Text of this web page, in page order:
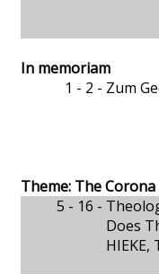
In memoriam
1 - 2 - Zum
Theme: The
5 - 16 -
Does
HIEKE,